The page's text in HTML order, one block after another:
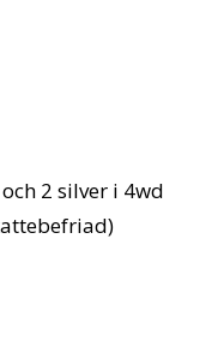
2 silver i 4wd